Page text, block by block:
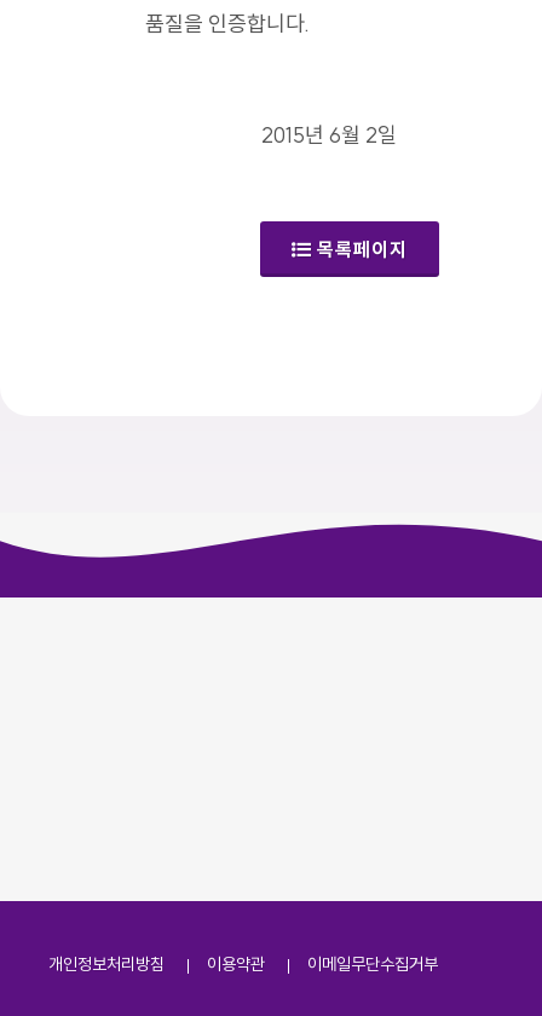
품질을 인증합니다.
2015년 6월 2일
목록페이지
개인정보처리방침 이용약관 이메일무단수집거부